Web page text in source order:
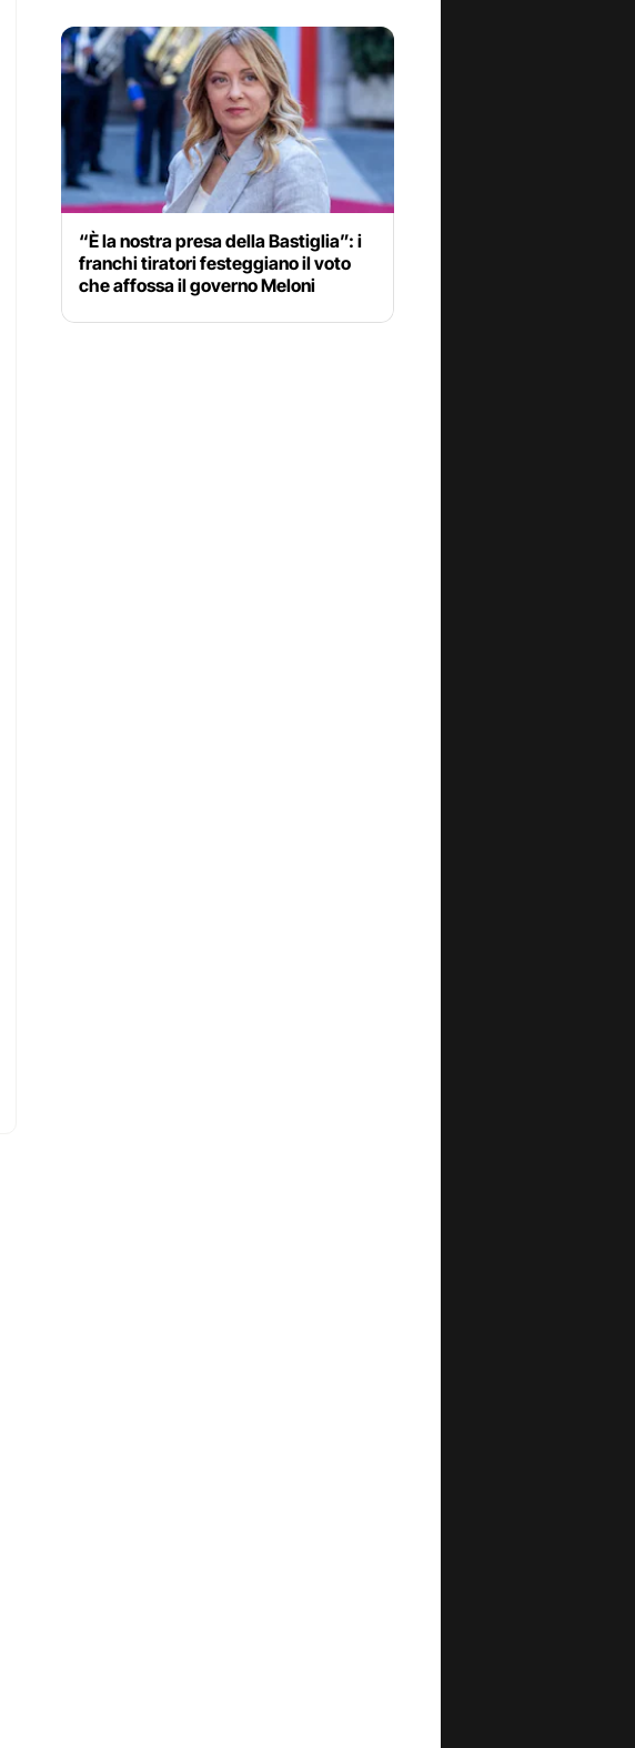
“È la nostra presa della Bastiglia”: i
franchi tiratori festeggiano il voto
che affossa il governo Meloni